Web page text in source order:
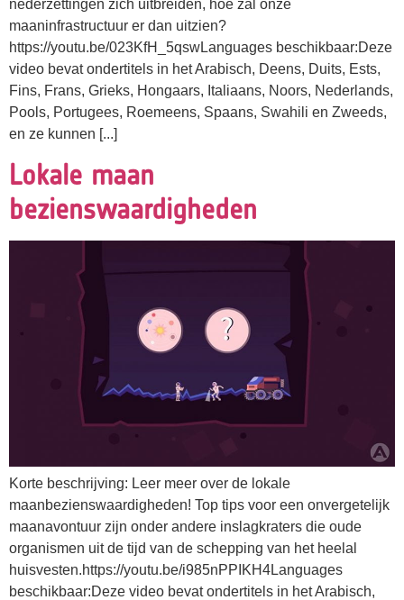
nederzettingen zich uitbreiden, hoe zal onze
maaninfrastructuur er dan uitzien?
https://youtu.be/023KfH_5qswLanguages beschikbaar:Deze
video bevat ondertitels in het Arabisch, Deens, Duits, Ests,
Fins, Frans, Grieks, Hongaars, Italiaans, Noors, Nederlands,
Pools, Portugees, Roemeens, Spaans, Swahili en Zweeds,
en ze kunnen [...]
Lokale maan
bezienswaardigheden
Korte beschrijving: Leer meer over de lokale
maanbezienswaardigheden! Top tips voor een onvergetelijk
maanavontuur zijn onder andere inslagkraters die oude
organismen uit de tijd van de schepping van het heelal
huisvesten.https://youtu.be/i985nPPIKH4Languages
beschikbaar:Deze video bevat ondertitels in het Arabisch,